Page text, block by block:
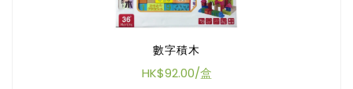
數字積木
HK$92.00/盒